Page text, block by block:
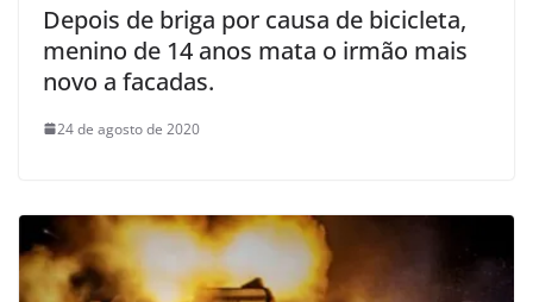
Depois de briga por causa de bicicleta,
menino de 14 anos mata o irmão mais
novo a facadas.
24 de agosto de 2020